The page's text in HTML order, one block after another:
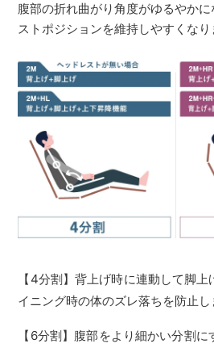
腹部の折れ曲がり角度がゆるやか
ストポジションを維持しやすくなり
【4分割】背上げ時に連動して脚
イニング時の体のズレ落ちを防止し
【6分割】腹部をより細かい分割